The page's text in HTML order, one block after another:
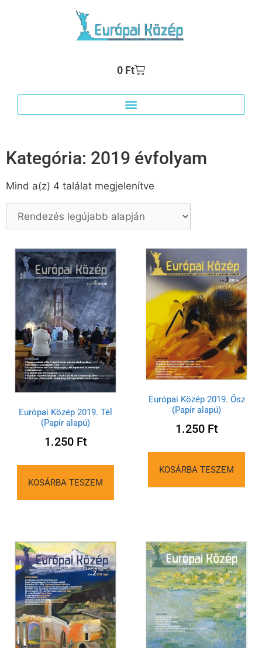
0 Ft
Kategória: 2019 évfolyam
Mind a(z) 4 találat megjelenítve
Európai Közép 2019. Tél
(Papír alapú)
1.250 Ft
KOSÁRBA TESZEM
Európai Közép 2019. Ősz
(Papír alapú)
1.250 Ft
KOSÁRBA TESZEM